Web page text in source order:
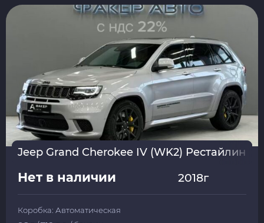
Jeep Grand Cherokee IV (WK2) Рестайлинг
Нет в наличии 2018г
Коробка: Автоматическая